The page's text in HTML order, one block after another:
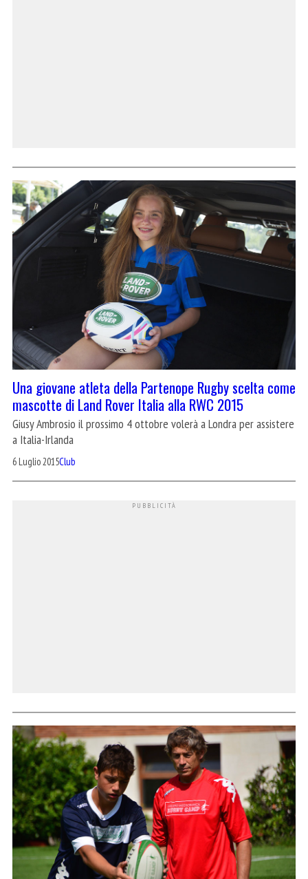
Una giovane atleta della Partenope Rugby scelta come
mascotte di Land Rover Italia alla RWC 2015
Giusy Ambrosio il prossimo 4 ottobre volerà a Londra per assistere
a Italia-Irlanda
6 Luglio 2015Club